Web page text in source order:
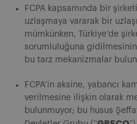
FCPA kapsamında bir
uzlaşmaya vararak bir
mümkünken, Türkiye’de
sorumluluğuna
bu tarz mekanizmalar
FCPA’in aksine, yabancı
verilmesine ilişkin olarak
bulunmuyor; bu husus